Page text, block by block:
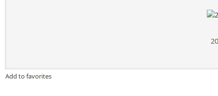
Add to favorites